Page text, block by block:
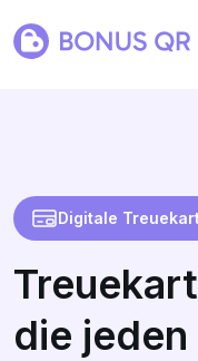
Digitale
die